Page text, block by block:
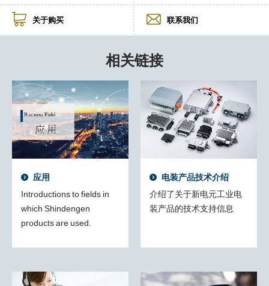
关于购买 联系我们
相关链接
应用
Introductions to fields in
which Shindengen
products are used.
电装产品技术介绍
介绍了关于新电元工业电
装产品的技术支持信息